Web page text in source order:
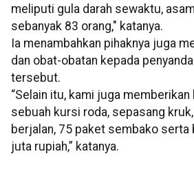
meliputi gula darah sewaktu,
sebanyak 83 orang," katanya.
Ia menambahkan pihaknya juga
dan obat-obatan kepada
tersebut.
“Selain itu, kami juga
sebuah kursi roda, sepasang
berjalan, 75 paket sembako serta
juta rupiah,” katanya.